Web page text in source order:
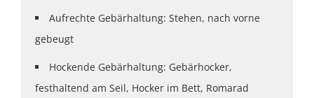
Aufrechte Gebärhaltung: Stehen, nach vorne
gebeugt
Hockende Gebärhaltung: Gebärhocker,
festhaltend am Seil, Hocker im Bett, Romarad